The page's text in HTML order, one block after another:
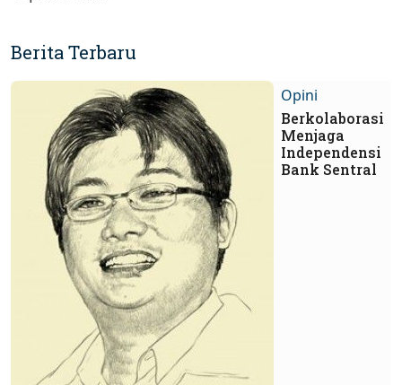
Berita Terbaru
Opini
Berkolaborasi
Menjaga
Independensi
Bank Sentral